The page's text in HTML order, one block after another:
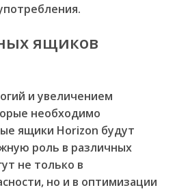
ящиков
и увеличением
необходимо
ящики Horizon будут
роль в различных
не только в
но и в оптимизации